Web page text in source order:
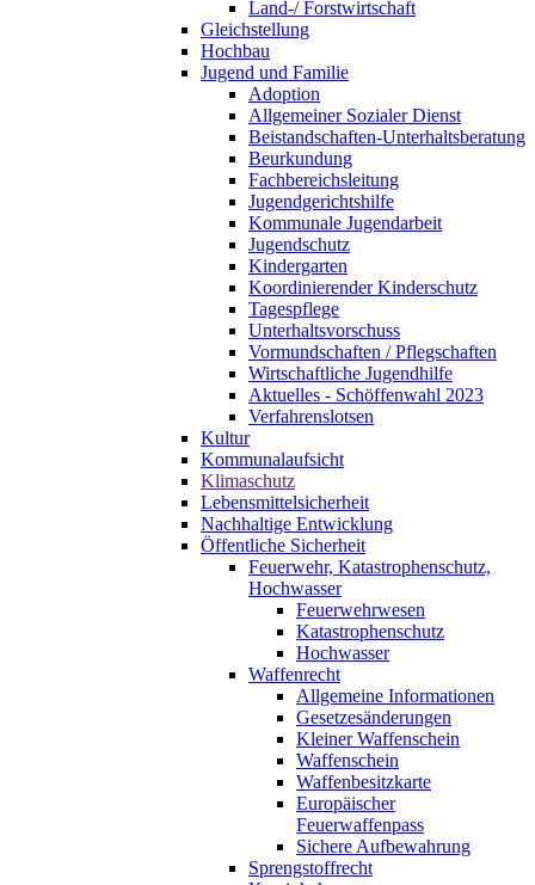
Land-/ Forstwirtschaft
Gleichstellung
Hochbau
Jugend und Familie
Adoption
Allgemeiner Sozialer Dienst
Beistandschaften-Unterhaltsberatung
Beurkundung
Fachbereichsleitung
Jugendgerichtshilfe
Kommunale Jugendarbeit
Jugendschutz
Kindergarten
Koordinierender Kinderschutz
Tagespflege
Unterhaltsvorschuss
Vormundschaften / Pflegschaften
Wirtschaftliche Jugendhilfe
Aktuelles - Schöffenwahl 2023
Verfahrenslotsen
Kultur
Kommunalaufsicht
Klimaschutz
Lebensmittelsicherheit
Nachhaltige Entwicklung
Öffentliche Sicherheit
Feuerwehr, Katastrophenschutz,
Hochwasser
Feuerwehrwesen
Katastrophenschutz
Hochwasser
Waffenrecht
Allgemeine Informationen
Gesetzesänderungen
Kleiner Waffenschein
Waffenschein
Waffenbesitzkarte
Europäischer
Feuerwaffenpass
Sichere Aufbewahrung
Sprengstoffrecht